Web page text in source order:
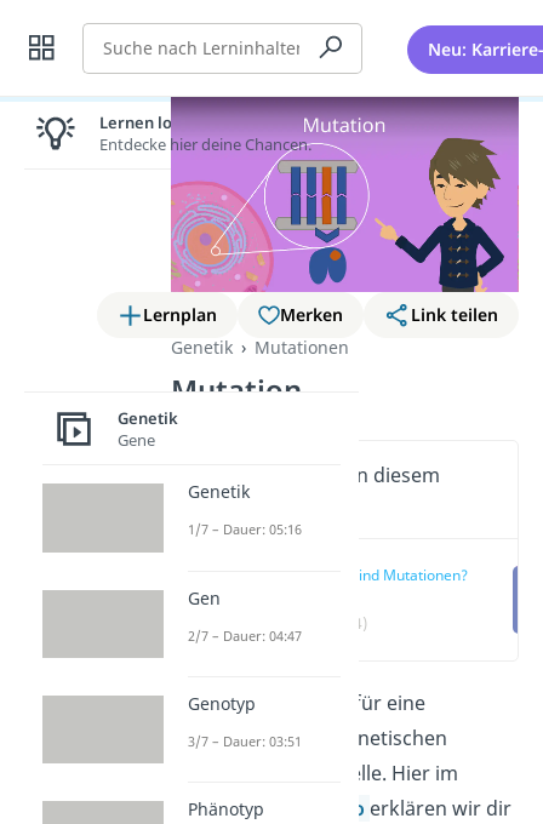
Suche Neu:
Lernplan Merken
Link teilen
Genetik
Mutationen
Mutation
Wichtige Inhalte in diesem
Video
Was sind Mutationen?
(00:14)
Mutationen sorgen für eine
Veränderung der genetischen
Information einer Zelle. Hier im
Beitrag und im
Video erklären wir dir
Lernen lohnt sich!
Entdecke hier deine Chancen.
Genetik
Gene
Genetik
1/7 – Dauer: 05:16
Gen
2/7 – Dauer: 04:47
Genotyp
3/7 – Dauer: 03:51
Phänotyp